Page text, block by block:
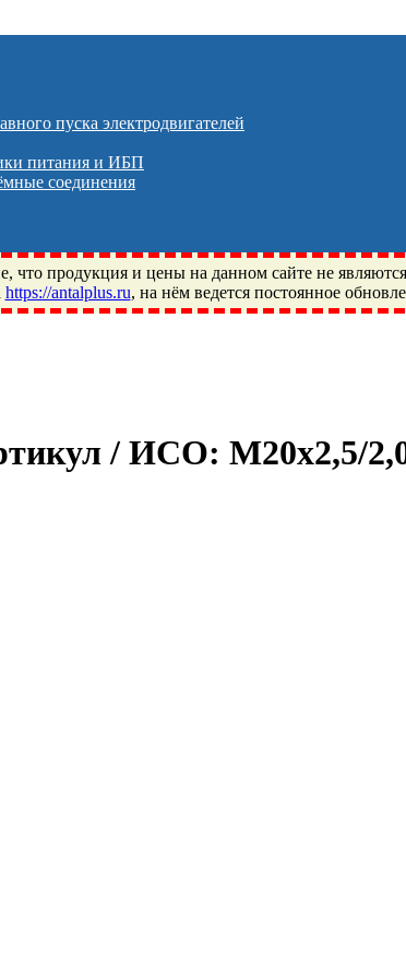
пуска электродвигателей
питания и ИБП
соединения
продукция и цены на данном сайте не
https://antalplus.ru, на нём ведется постоянное
Москва, Пушкино, Королёв, Балашиха,
ZWZ, CRAFT, СПЗ-4, NECTECH, KG,
/ ИСО: M20x2,5/